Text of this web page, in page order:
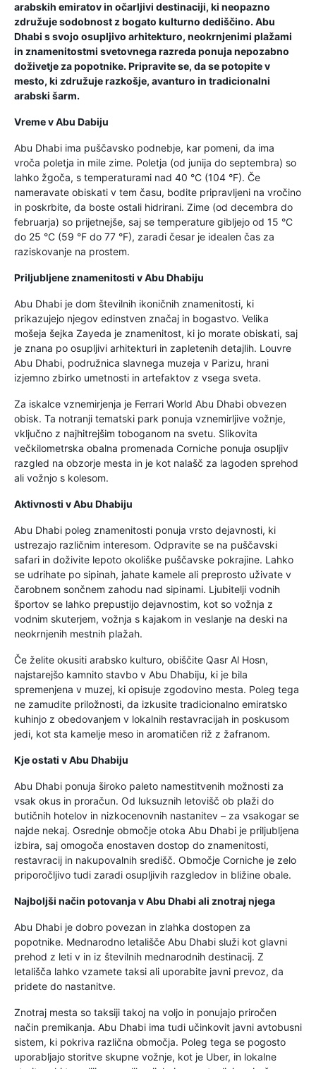
arabskih emiratov in očarljivi destinaciji, ki neopazno
združuje sodobnost z bogato kulturno dediščino. Abu
Dhabi s svojo osupljivo arhitekturo, neokrnjenimi plažami
in znamenitostmi svetovnega razreda ponuja nepozabno
doživetje za popotnike. Pripravite se, da se potopite v
mesto, ki združuje razkošje, avanturo in tradicionalni
arabski šarm.
Vreme v Abu Dabiju
Abu Dhabi ima puščavsko podnebje, kar pomeni, da ima
vroča poletja in mile zime. Poletja (od junija do septembra) so
lahko žgoča, s temperaturami nad 40 °C (104 °F). Če
nameravate obiskati v tem času, bodite pripravljeni na vročino
in poskrbite, da boste ostali hidrirani. Zime (od decembra do
februarja) so prijetnejše, saj se temperature gibljejo od 15 °C
do 25 °C (59 °F do 77 °F), zaradi česar je idealen čas za
raziskovanje na prostem.
Priljubljene znamenitosti v Abu Dhabiju
Abu Dhabi je dom številnih ikoničnih znamenitosti, ki
prikazujejo njegov edinstven značaj in bogastvo. Velika
mošeja šejka Zayeda je znamenitost, ki jo morate obiskati, saj
je znana po osupljivi arhitekturi in zapletenih detajlih. Louvre
Abu Dhabi, podružnica slavnega muzeja v Parizu, hrani
izjemno zbirko umetnosti in artefaktov z vsega sveta.
Za iskalce vznemirjenja je Ferrari World Abu Dhabi obvezen
obisk. Ta notranji tematski park ponuja vznemirljive vožnje,
vključno z najhitrejšim toboganom na svetu. Slikovita
večkilometrska obalna promenada Corniche ponuja osupljiv
razgled na obzorje mesta in je kot nalašč za lagoden sprehod
ali vožnjo s kolesom.
Aktivnosti v Abu Dhabiju
Abu Dhabi poleg znamenitosti ponuja vrsto dejavnosti, ki
ustrezajo različnim interesom. Odpravite se na puščavski
safari in doživite lepoto okoliške puščavske pokrajine. Lahko
se udrihate po sipinah, jahate kamele ali preprosto uživate v
čarobnem sončnem zahodu nad sipinami. Ljubitelji vodnih
športov se lahko prepustijo dejavnostim, kot so vožnja z
vodnim skuterjem, vožnja s kajakom in veslanje na deski na
neokrnjenih mestnih plažah.
Če želite okusiti arabsko kulturo, obiščite Qasr Al Hosn,
najstarejšo kamnito stavbo v Abu Dhabiju, ki je bila
spremenjena v muzej, ki opisuje zgodovino mesta. Poleg tega
ne zamudite priložnosti, da izkusite tradicionalno emiratsko
kuhinjo z obedovanjem v lokalnih restavracijah in poskusom
jedi, kot sta kamelje meso in aromatičen riž z žafranom.
Kje ostati v Abu Dhabiju
Abu Dhabi ponuja široko paleto namestitvenih možnosti za
vsak okus in proračun. Od luksuznih letovišč ob plaži do
butičnih hotelov in nizkocenovnih nastanitev – za vsakogar se
najde nekaj. Osrednje območje otoka Abu Dhabi je priljubljena
izbira, saj omogoča enostaven dostop do znamenitosti,
restavracij in nakupovalnih središč. Območje Corniche je zelo
priporočljivo tudi zaradi osupljivih razgledov in bližine obale.
Najboljši način potovanja v Abu Dhabi ali znotraj njega
Abu Dhabi je dobro povezan in zlahka dostopen za
popotnike. Mednarodno letališče Abu Dhabi služi kot glavni
prehod z leti v in iz številnih mednarodnih destinacij. Z
letališča lahko vzamete taksi ali uporabite javni prevoz, da
pridete do nastanitve.
Znotraj mesta so taksiji takoj na voljo in ponujajo priročen
način premikanja. Abu Dhabi ima tudi učinkovit javni avtobusni
sistem, ki pokriva različna območja. Poleg tega se pogosto
uporabljajo storitve skupne vožnje, kot je Uber, in lokalne